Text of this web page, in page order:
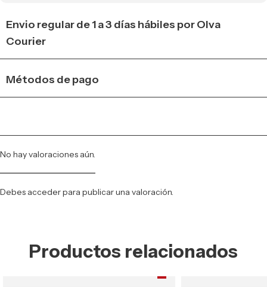
Envio regular de 1 a 3 días hábiles por Olva
Courier
Métodos de pago
No hay valoraciones aún.
Debes accederpara publicar una valoración.
Productos relacionados